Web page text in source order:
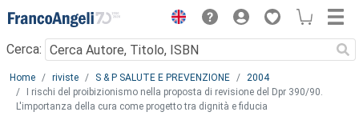
Menu
Cerca:
Main content
Home riviste S & P SALUTE E PREVENZIONE
2004
I rischi del proibizionismo nella proposta di revisione del Dpr 390/90.
L'importanza della cura come progetto tra dignità e fiducia